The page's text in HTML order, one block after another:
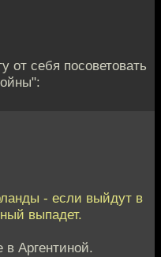
от себя посоветовать
- если выйдут в
выпадет.
Аргентиной.